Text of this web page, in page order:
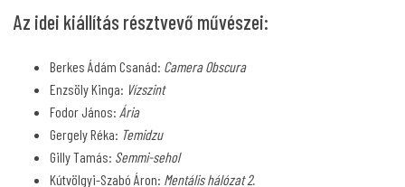
Az idei kiállítás résztvevő művészei:
Berkes Ádám Csanád: Camera Obscura
Enzsöly Kinga: Vízszint
Fodor János: Ária
Gergely Réka: Temidzu
Gilly Tamás: Semmi-sehol
Kútvölgyi-Szabó Áron: Mentális hálózat 2.